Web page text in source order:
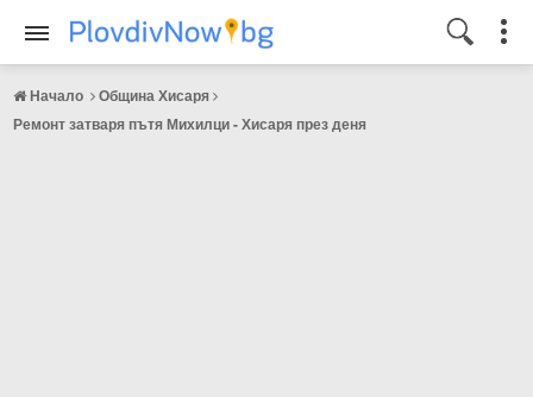
Начало
Община Хисаря
Ремонт затваря пътя Михилци - Хисаря през деня